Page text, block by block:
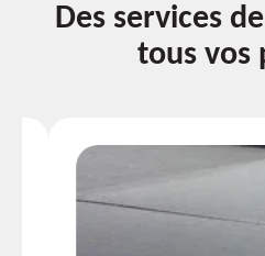
Des services
tous vos